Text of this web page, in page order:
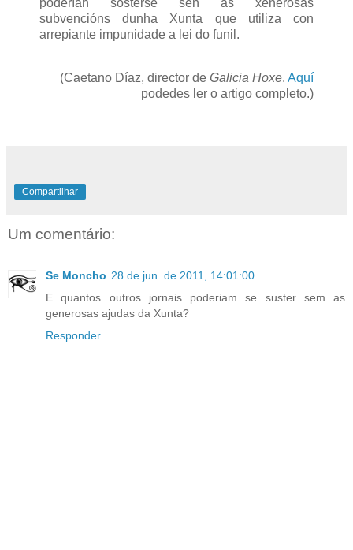
subvencións dunha Xunta que utiliza con
arrepiante impunidade a lei do funil.
(Caetano Díaz, director de Galicia Hoxe. Aquí
podedes ler o artigo completo.)
Compartilhar
Um comentário:
Se Moncho 28 de jun. de 2011, 14:01:00
E quantos outros jornais poderiam se suster sem as
generosas ajudas da Xunta?
Responder